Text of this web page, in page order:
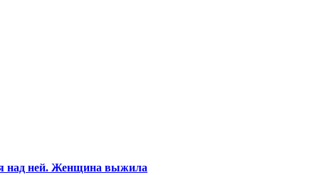
над ней. Женщина выжила